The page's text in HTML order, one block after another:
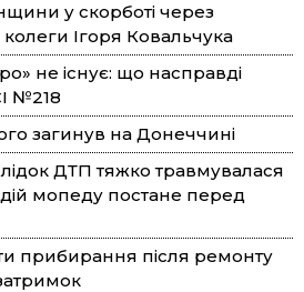
у скорботі через
Ігоря Ковальчука
не існує: що насправді
№218
загинув на Донеччині
ДТП тяжко травмувалася
мопеду постане перед
прибирання після ремонту